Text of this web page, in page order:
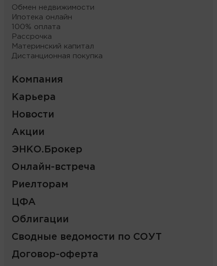
Обмен недвижимости
Ипотека онлайн
100% оплата
Рассрочка
Материнский капитал
Дистанционная покупка
Компания
Карьера
Новости
Акции
ЭНКО.Брокер
Онлайн-встреча
Риелторам
ЦФА
Облигации
Сводные ведомости по СОУТ
Договор-оферта